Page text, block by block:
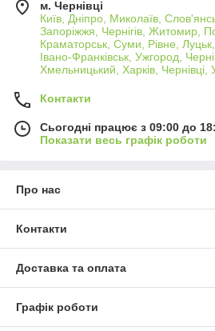
м. Чернівці
Київ, Дніпро, Миколаїв,
Запоріжжя, Чернігів, Житомир,
Краматорськ, Суми, Рівне,
Івано-Франківськ, Ужгород,
Хмельницький, Харків, Чернівці,
Контакти
Сьогодні працює з 09:00 до
Показати весь графік роботи
Про нас
Контакти
Доставка та оплата
Графік роботи